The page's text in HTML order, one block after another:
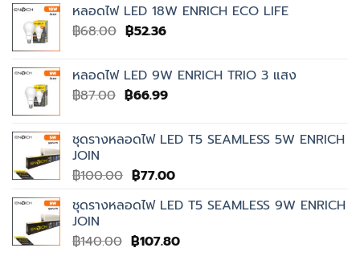
was:
฿195.00.
is:
หลอดไฟ LED 18W ENRICH ECO LIFE
฿68.00 Original
฿68.00.
฿52.36Current
฿52.36.
หลอดไฟ LED 9W ENRICH TRIO 3 แสง
฿87.00 Original
฿87.00.
฿66.99Current
฿66.99.
ชุดรางหลอดไฟ LED T5 SEAMLESS 5W ENRICH
JOIN
฿100.00 Original
was:
฿77.00Current
is:
ชุดรางหลอดไฟ LED T5 SEAMLESS 9W ENRICH
JOIN
฿140.00 Original
฿107.80Current